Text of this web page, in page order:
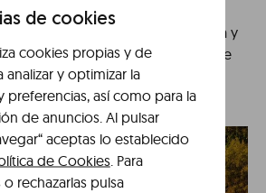
no le falta detalle: playa,
buen ambiente de día y
vayas, en esta ciudad siempre
que ver.
de cookies
cookies propias y de
analizar y optimizar la
preferencias, así como para la
de anuncios. Al pulsar
aceptas lo establecido
de Cookies. Para
rechazarlas pulsa